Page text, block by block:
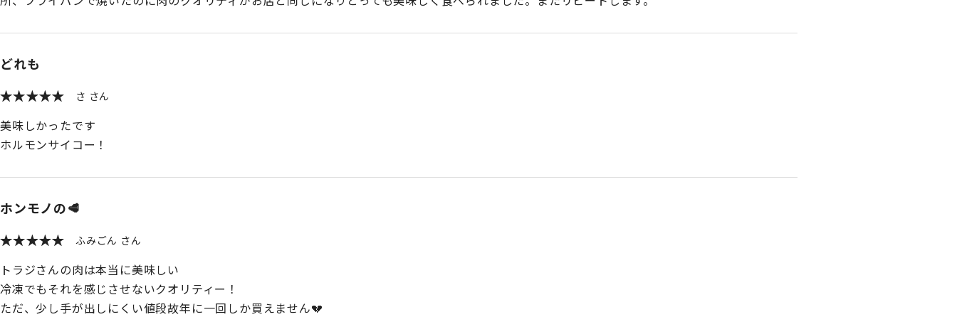
どれも
さ
美味しかったです
ホルモンサイコー！
ホンモノの🥩
ふみごん
トラジさんの肉は本当に美味しい
冷凍でもそれを感じさせないクオリティー！
ただ、少し手が出しにくい値段故年に一回しか買えません💔